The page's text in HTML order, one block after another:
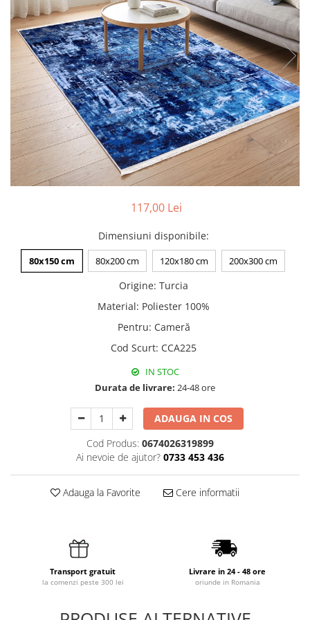
Pilote cu blăniță
117,00 Lei
Dimensiuni disponibile:
80x150 cm 80x200 cm 120x180 cm 200x300 cm
Origine: Turcia
Material: Poliester 100%
Pentru: Cameră
Cod Scurt: CCA225
IN STOC
Durata de livrare: 24-48 ore
ADAUGA IN COS
Cod Produs: 0674026319899
Ai nevoie de ajutor? 0733 453 436
Adauga la Favorite Cere informatii
Transport gratuit
la comenzi peste 300 lei
Livrare in 24 - 48 ore
oriunde in Romania